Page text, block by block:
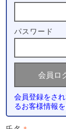
パスワード
会員登録をさ
るお客様情報